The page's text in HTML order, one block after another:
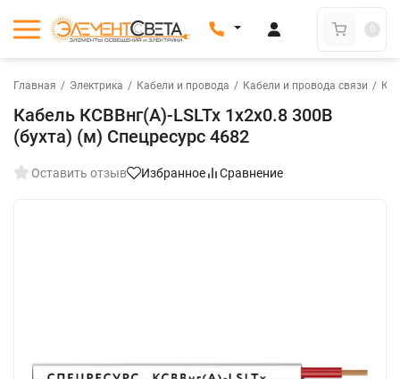
0
Главная / Электрика / Кабели и провода / Кабели и провода связи /
Кабель КСВВнг(А)-LSLTx 1х2х0.8 300В
(бухта) (м) Спецресурс 4682
Оставить отзыв Избранное Сравнение